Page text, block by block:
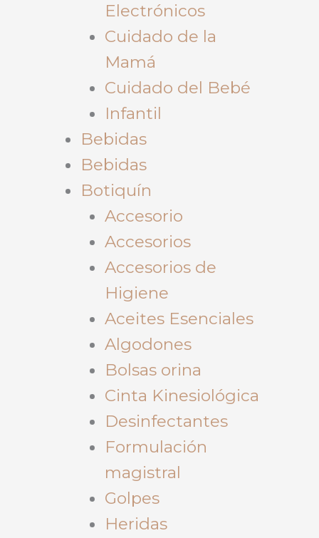
Electrónicos
Cuidado de la
Mamá
Cuidado del Bebé
Infantil
Bebidas
Bebidas
Botiquín
Accesorio
Accesorios
Accesorios de
Higiene
Aceites Esenciales
Algodones
Bolsas orina
Cinta Kinesiológica
Desinfectantes
Formulación
magistral
Golpes
Heridas